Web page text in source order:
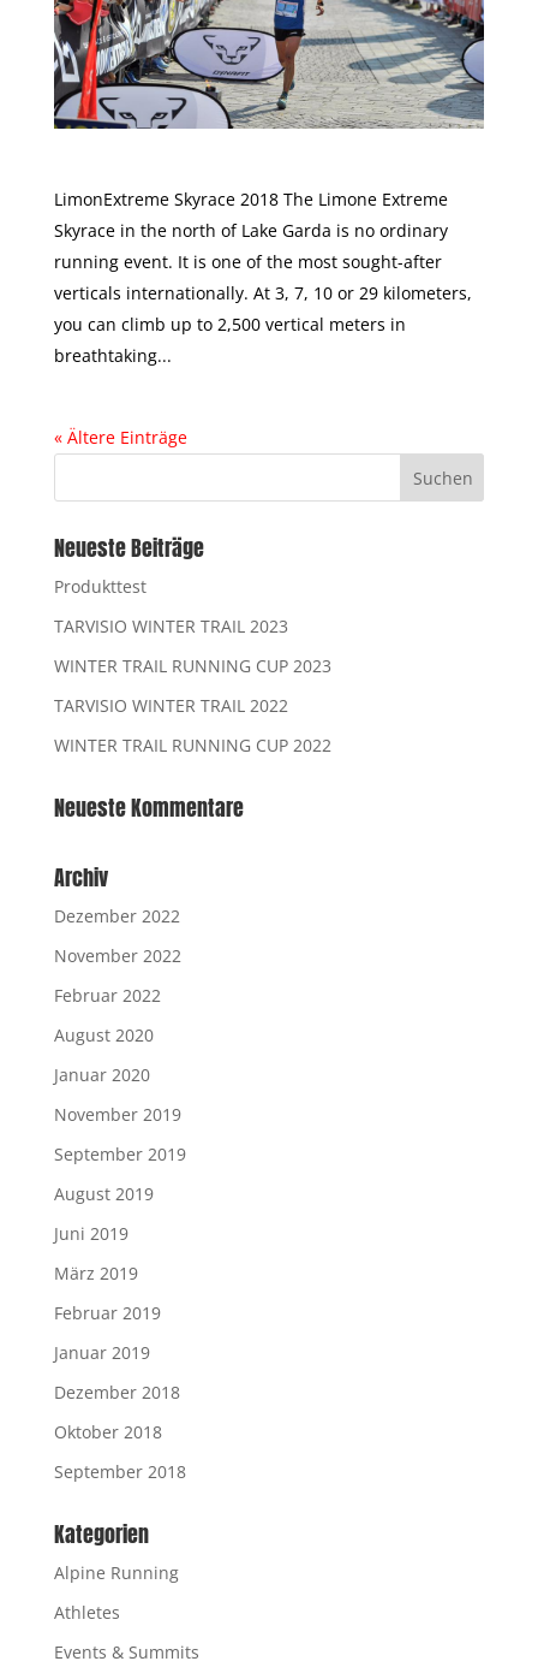
LimonExtreme Skyrace 2018 The Limone Extreme
Skyrace in the north of Lake Garda is no ordinary
running event. It is one of the most sought-after
verticals internationally. At 3, 7, 10 or 29 kilometers,
you can climb up to 2,500 vertical meters in
breathtaking...
« Ältere Einträge
Neueste Beiträge
Produkttest
TARVISIO WINTER TRAIL 2023
WINTER TRAIL RUNNING CUP 2023
TARVISIO WINTER TRAIL 2022
WINTER TRAIL RUNNING CUP 2022
Neueste Kommentare
Archiv
Dezember 2022
November 2022
Februar 2022
August 2020
Januar 2020
November 2019
September 2019
August 2019
Juni 2019
März 2019
Februar 2019
Januar 2019
Dezember 2018
Oktober 2018
September 2018
Kategorien
Alpine Running
Athletes
Events & Summits